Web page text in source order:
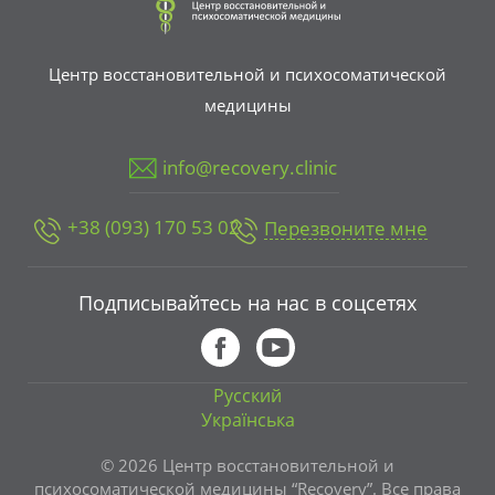
Центр восстановительной и психосоматической
медицины
info@recovery.clinic
+38 (093) 170 53 02 Перезвоните мне
Подписывайтесь на нас в соцсетях
Русский
Українська
© 2026 Центр восстановительной и
психосоматической медицины “Recovery”. Все права